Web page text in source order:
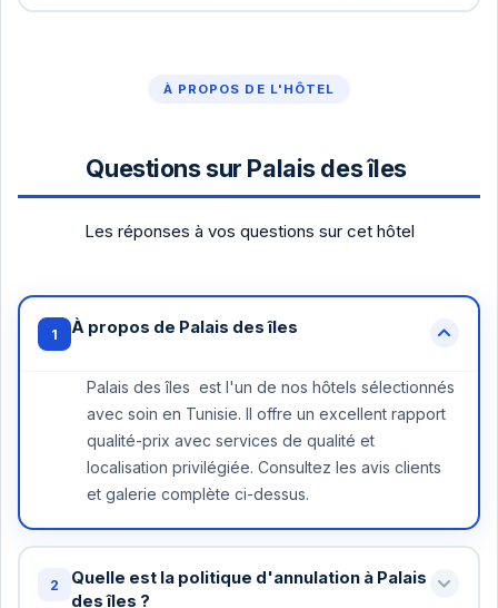
À PROPOS DE L'HÔTEL
Questions sur Palais des îles
Les réponses à vos questions sur cet hôtel
1 À propos de Palais des îles
Palais des îles est l'un de nos hôtels sélectionnés
avec soin en Tunisie. Il offre un excellent rapport
qualité-prix avec services de qualité et
localisation privilégiée. Consultez les avis clients
et galerie complète ci-dessus.
2
Quelle est la politique d'annulation à Palais
des îles ?